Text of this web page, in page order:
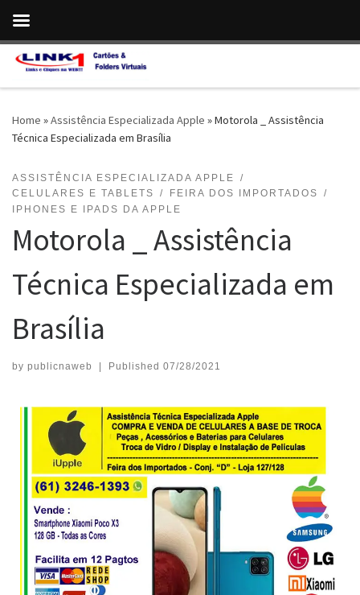
Skip to content
Home »Assistência Especializada Apple »Motorola _ Assistência
Técnica Especializada em Brasília
ASSISTÊNCIA ESPECIALIZADA APPLE
CELULARES E TABLETS
FEIRA DOS IMPORTADOS
IPHONES E IPADS DA APPLE
Motorola _ Assistência
Técnica Especializada em
Brasília
by publicnaweb Published 07/28/2021